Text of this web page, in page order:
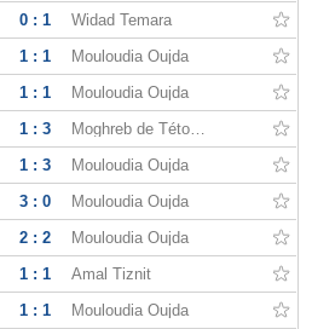
0 : 1 Widad Temara
1 : 1 Mouloudia Oujda
1 : 1 Mouloudia Oujda
1 : 3 Moghreb de Tétouan
1 : 3 Mouloudia Oujda
3 : 0 Mouloudia Oujda
2 : 2 Mouloudia Oujda
1 : 1 Amal Tiznit
1 : 1 Mouloudia Oujda